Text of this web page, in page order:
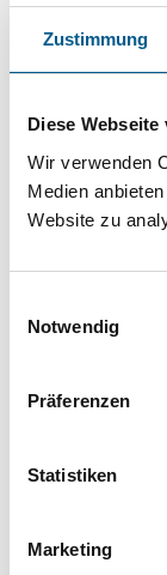
Zustimmung
Diese
Wir verwenden
Medien
Website zu
Notwendig
Präferenzen
Statistiken
Marketing
Sie suchen
Projekt oder
Suche bitte
beachten.
können